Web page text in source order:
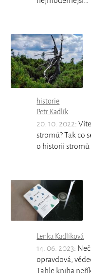
historie
Petr Kadlík
20. 10. 2022:
stromů? Tak co
o historii
Lenka Kadlíková
14. 06. 2023:
opravdová,
Tahle kniha